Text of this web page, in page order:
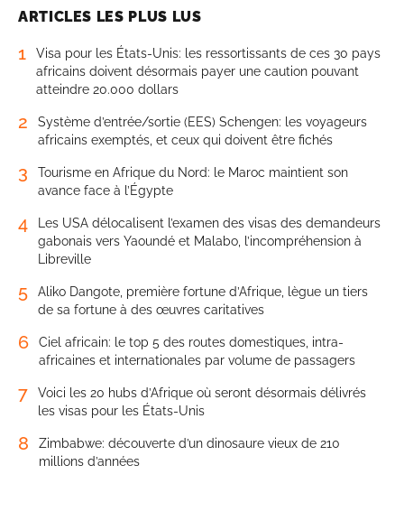
ARTICLES LES PLUS LUS
1
Visa pour les États-Unis: les ressortissants de ces 30 pays
africains doivent désormais payer une caution pouvant
atteindre 20.000 dollars
2
Système d’entrée/sortie (EES) Schengen: les voyageurs
africains exemptés, et ceux qui doivent être fichés
3
Tourisme en Afrique du Nord: le Maroc maintient son
avance face à l’Égypte
4
Les USA délocalisent l’examen des visas des demandeurs
gabonais vers Yaoundé et Malabo, l’incompréhension à
Libreville
5
Aliko Dangote, première fortune d’Afrique, lègue un tiers
de sa fortune à des œuvres caritatives
6
Ciel africain: le top 5 des routes domestiques, intra-
africaines et internationales par volume de passagers
7
Voici les 20 hubs d’Afrique où seront désormais délivrés
les visas pour les États-Unis
8
Zimbabwe: découverte d’un dinosaure vieux de 210
millions d’années